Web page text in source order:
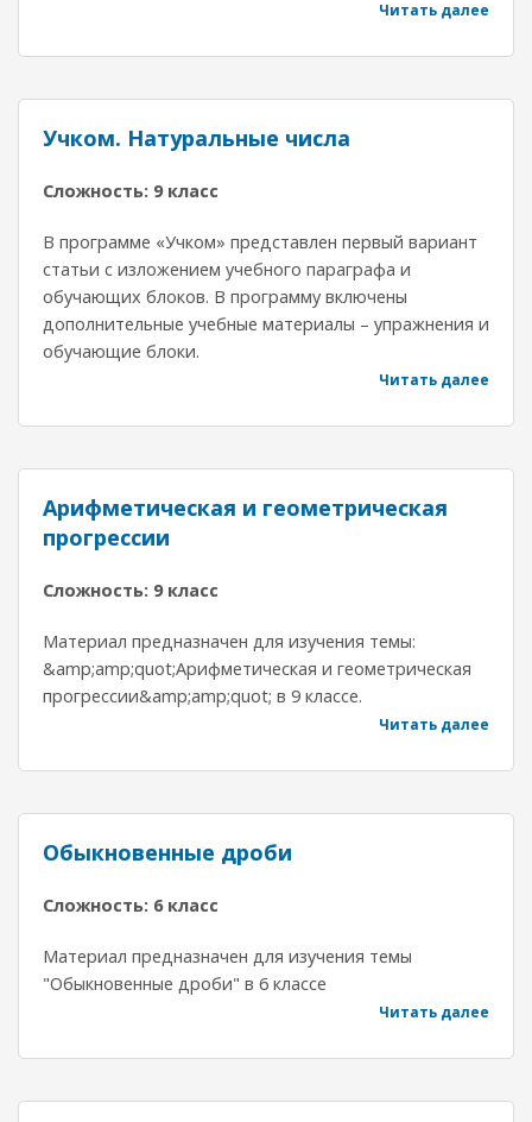
Читать далее
Учком. Натуральные числа
Сложность: 9 класс
В программе «Учком» представлен первый вариант
статьи с изложением учебного параграфа и
обучающих блоков. В программу включены
дополнительные учебные материалы – упражнения и
обучающие блоки.
Читать далее
Арифметическая и геометрическая
прогрессии
Сложность: 9 класс
Материал предназначен для изучения темы:
&amp;amp;quot;Арифметическая и геометрическая
прогрессии&amp;amp;quot; в 9 классе.
Читать далее
Обыкновенные дроби
Сложность: 6 класс
Материал предназначен для изучения темы
"Обыкновенные дроби" в 6 классе
Читать далее